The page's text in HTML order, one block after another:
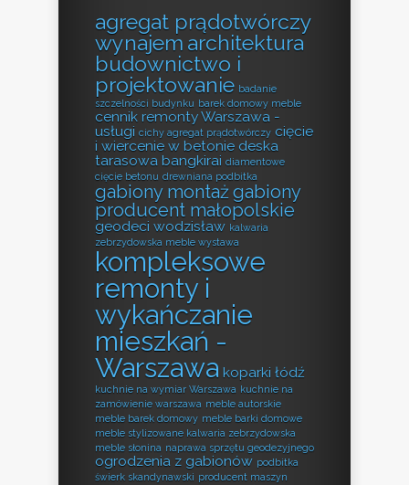
agregat prądotwórczy
wynajem architektura
budownictwo i
projektowanie badanie
szczelności budynku barek domowy meble
cennik remonty Warszawa -
usługi cichy agregat prądotwórczy cięcie
i wiercenie w betonie deska
tarasowa bangkirai diamentowe
cięcie betonu drewniana podbitka
gabiony montażgabiony
producent małopolskie
geodeci wodzisław kalwaria
zebrzydowska meble wystawa
kompleksowe
remonty i
wykańczanie
mieszkań -
Warszawa koparki łódź
kuchnie na wymiar Warszawa kuchnie na
zamówienie warszawa meble autorskie
meble barek domowy meble barki domowe
meble stylizowane kalwaria zebrzydowska
meble słonina naprawa sprzętu geodezyjnego
ogrodzenia z gabionów podbitka
świerk skandynawski producent maszyn